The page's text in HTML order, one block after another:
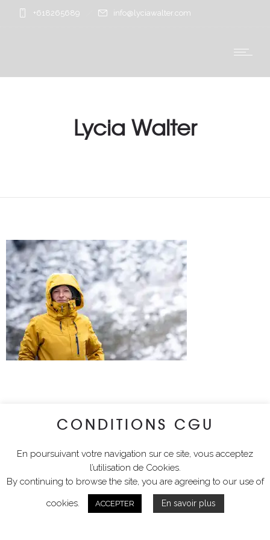
+618265689 info@lyciawalter.com
Lycia Walter
CONDITIONS CGU
En poursuivant votre navigation sur ce site, vous acceptez
l’utilisation de Cookies.
By continuing to browse the site, you are agreeing to our use of
cookies.
ACCEPTER En savoir plus